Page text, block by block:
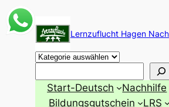
Zum
Inhalt
springen
Lernzuflucht Hagen
Start-Deutsch Nachhilfe
Bildungsgutschein
LRS